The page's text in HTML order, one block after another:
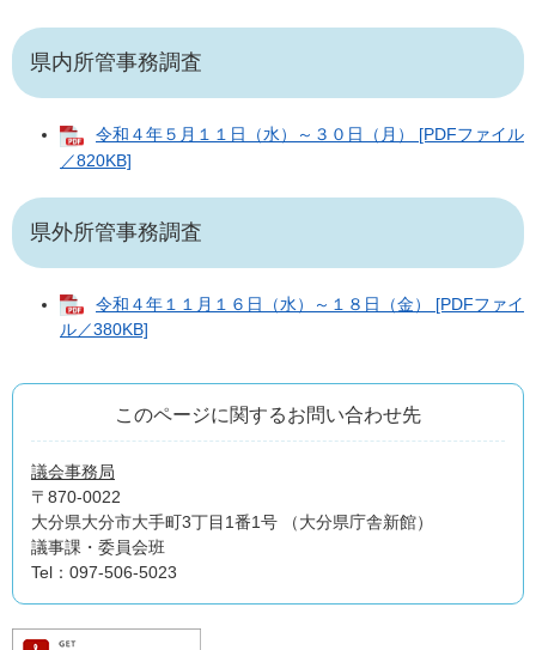
県内所管事務調査
令和４年５月１１日（水）～３０日（月） [PDFファイル
／820KB]
県外所管事務調査
令和４年１１月１６日（水）～１８日（金） [PDFファイ
ル／380KB]
このページに関するお問い合わせ先
議会事務局
〒870-0022
大分県大分市大手町3丁目1番1号 （大分県庁舎新館）
議事課・委員会班
Tel：097-506-5023